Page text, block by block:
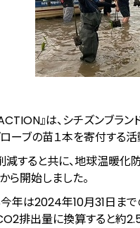
』は、シチズンブラ
ーブの苗１本を寄付する活
すると共に、地球温暖化
ら開始しました。
年は2024年10月31日ま
排出量に換算すると約